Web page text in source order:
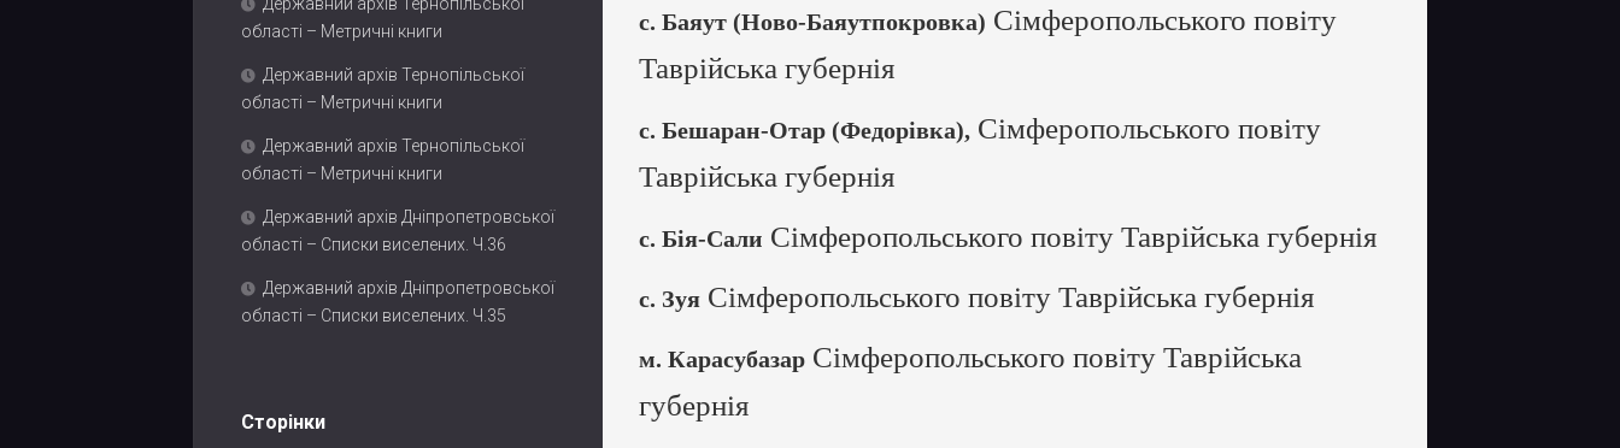
області – Метричні книги
Державний архів Тернопільської
області – Метричні книги
Державний архів Тернопільської
області – Метричні книги
Державний архів Дніпропетровської
області – Списки виселених. Ч.36
Державний архів Дніпропетровської
області – Списки виселених. Ч.35
Сторінки
с. Баяут (Ново-Баяутпокровка) Сімферопольського повіту
Таврійська губернія
с. Бешаран-Отар (Федорівка), Сімферопольського повіту
Таврійська губернія
с. Бія-Сали Сімферопольського повіту Таврійська губернія
с. Зуя Сімферопольського повіту Таврійська губернія
м. Карасубазар Сімферопольського повіту Таврійська
губернія